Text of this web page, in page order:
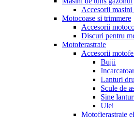
Accesorii masini
Motocoase si trimmere
Accesorii
Discuri pentru
Motoferastraie
Accesorii
Bujii
Lanturi
Scule de
Sine
Ulei
Motofierastraie